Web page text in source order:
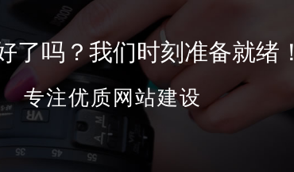
了吗？我们时刻准备就绪！
专注优质网站建设